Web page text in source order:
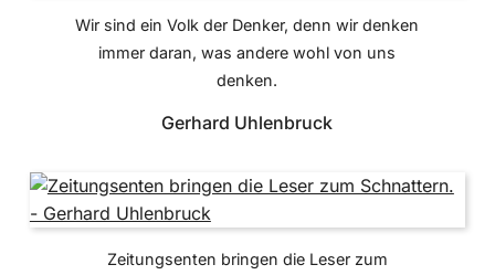
Wir sind ein Volk der Denker, denn wir denken
immer daran, was andere wohl von uns
denken.
Gerhard Uhlenbruck
Zeitungsenten bringen die Leser zum